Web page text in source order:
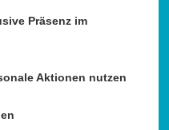
Präsenz im
Aktionen nutzen